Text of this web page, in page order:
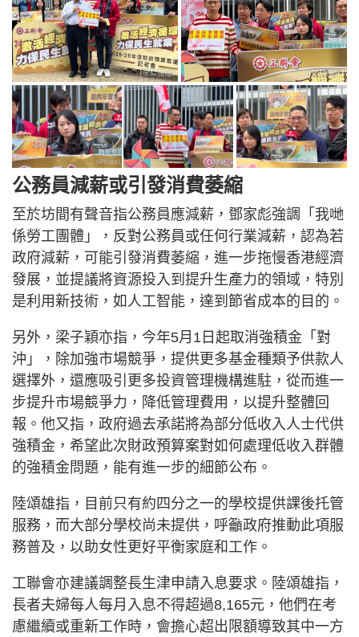
公務員減薪或引發消費萎縮
至於坊間有聲音指公務員應減薪，鄧家彪強調「我哋
係勞工團體」，反對公務員或任何行業減薪，認為若
政府減薪，可能引發消費萎縮，進一步拖慢香港經濟
發展，並提議將資源投入到提升生產力的領域，特別
是利用新技術，如人工智能，達到節省成本的目的。
另外，梁子穎亦指，今年5月1日起取消強積金「對
沖」，除加強市場競爭，提供更多基金種類予供款人
選擇外，還應吸引更多投資管理機構進駐，從而進一
步提升市場競爭力，降低管理費用，以提升整體回
報。他又指，政府過去承諾將為部分低收入人士代供
強積金，希望此次財政預算案對如何處理低收入群體
的強積金問題，能有進一步的細節公布。
陸頌雄指，目前只有約四分之一的學校提供課後托管
服務，而大部分學校尚未提供，呼籲政府推動此項服
務普及，以助女性更好平衡家庭和工作。
工聯會亦建議調整長生津申請入息要求。陸頌雄指，
長者夫婦每人每月入息不得超過8,165元，他們在考
慮繼續或重新工作時，會擔心超出限額導致其中一方